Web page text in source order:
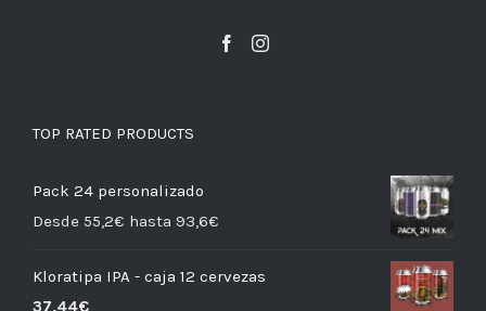
TOP RATED PRODUCTS
Pack 24 personalizado
Desde 55,2€ hasta 93,6€
Kloratipa IPA - caja 12 cervezas
37,44€